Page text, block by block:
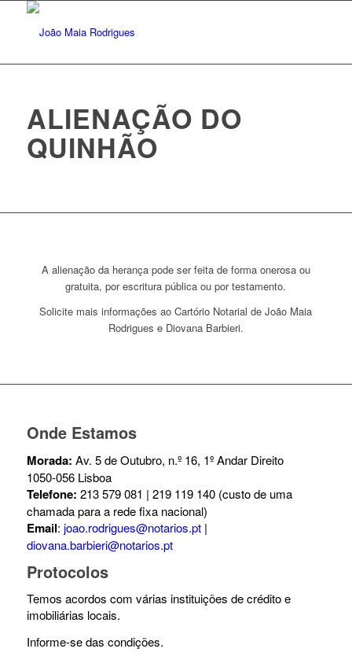
ALIENAÇÃO DO
QUINHÃO
A alienação da herança pode ser feita de forma onerosa ou
gratuita, por escritura pública ou por testamento.
Solicite mais informações ao Cartório Notarial de João Maia
Rodrigues e Diovana Barbieri.
Onde Estamos
Morada: Av. 5 de Outubro, n.º 16, 1º Andar Direito
1050-056 Lisboa
Telefone: 213 579 081 | 219 119 140 (custo de uma
chamada para a rede fixa nacional)
Email: joao.rodrigues@notarios.pt|
diovana.barbieri@notarios.pt
Protocolos
Temos acordos com várias instituições de crédito e
imobiliárias locais.
Informe-se das condições.